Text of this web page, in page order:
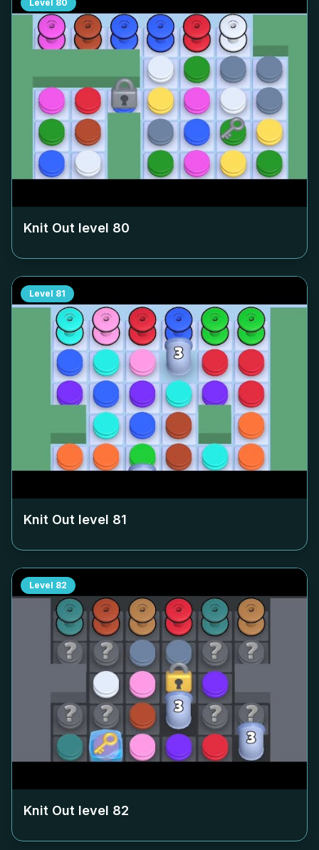
Level 80
Knit Out level 80
Level 81
Knit Out level 81
Level 82
Knit Out level 82